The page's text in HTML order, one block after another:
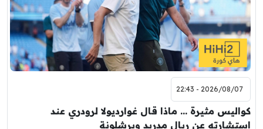
2026/08/07 - 22:43
كواليس مثيرة … ماذا قال غوارديولا لرودري عند
استشارته عن ريال مدريد وبرشلونة